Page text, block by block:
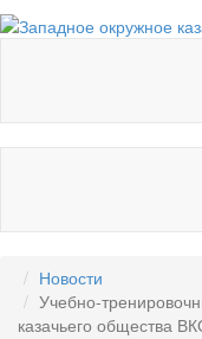
Новости
Учебно-
казачьего общества